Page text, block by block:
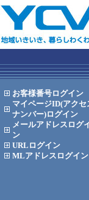
お客様番号ログイン
マイページID(アクセ
ナンバー)ログイン
メールアドレス ログ
ン
URL ログイン
MLアドレス ログイン